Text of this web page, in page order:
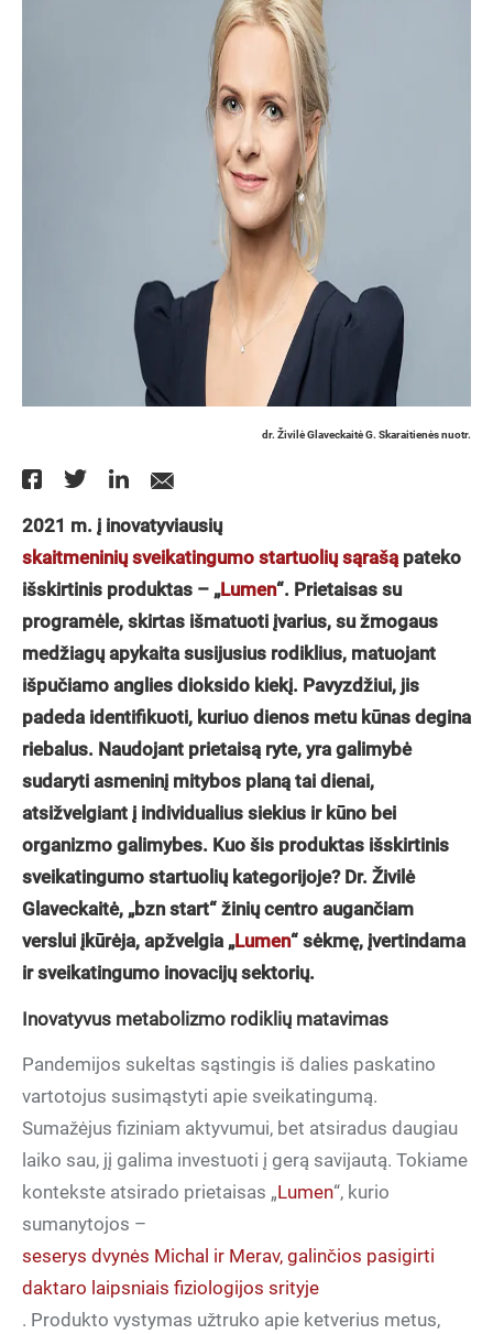
dr. Živilė Glaveckaitė G. Skaraitienės nuotr.
2021 m. į inovatyviausių
skaitmeninių sveikatingumo startuolių sąrašąpateko
išskirtinis produktas – „Lumen“. Prietaisas su
programėle, skirtas išmatuoti įvarius, su žmogaus
medžiagų apykaita susijusius rodiklius, matuojant
išpučiamo anglies dioksido kiekį. Pavyzdžiui, jis
padeda identifikuoti, kuriuo dienos metu kūnas degina
riebalus. Naudojant prietaisą ryte, yra galimybė
sudaryti asmeninį mitybos planą tai dienai,
atsižvelgiant į individualius siekius ir kūno bei
organizmo galimybes. Kuo šis produktas išskirtinis
sveikatingumo startuolių kategorijoje? Dr. Živilė
Glaveckaitė, „bzn start“ žinių centro augančiam
verslui įkūrėja, apžvelgia „Lumen“ sėkmę, įvertindama
ir sveikatingumo inovacijų sektorių.
Inovatyvus metabolizmo rodiklių matavimas
Pandemijos sukeltas sąstingis iš dalies paskatino
vartotojus susimąstyti apie sveikatingumą.
Sumažėjus fiziniam aktyvumui, bet atsiradus daugiau
laiko sau, jį galima investuoti į gerą savijautą. Tokiame
kontekste atsirado prietaisas „Lumen“, kurio
sumanytojos –
seserys dvynės Michal ir Merav, galinčios pasigirti
daktaro laipsniais fiziologijos srityje
. Produkto vystymas užtruko apie ketverius metus,